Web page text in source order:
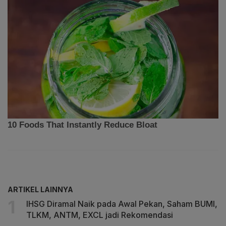
ARTIKEL LAINNYA
IHSG Diramal Naik pada Awal Pekan, Saham BUMI,
TLKM, ANTM, EXCL jadi Rekomendasi